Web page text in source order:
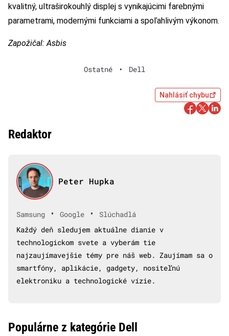
kvalitný, ultraširokouhlý displej s vynikajúcimi farebnými
parametrami, modernými funkciami a spoľahlivým výkonom.
Zapožičal: Asbis
Ostatné • Dell
Nahlásiť chybu
Redaktor
Peter Hupka
Samsung • Google •
Slúchadlá
Každý deň sledujem aktuálne dianie v
technologickom svete a vyberám tie
najzaujímavejšie témy pre náš web. Zaujímam sa o
smartfóny, aplikácie, gadgety, nositeľnú
elektroniku a technologické vízie.
Populárne z kategórie Dell